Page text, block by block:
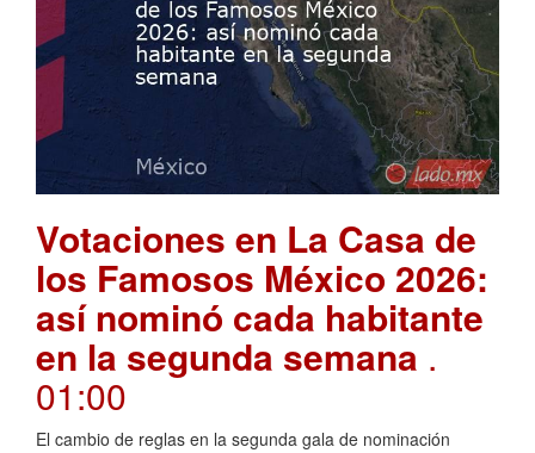
Votaciones en La Casa de
los Famosos México 2026:
así nominó cada habitante
en la segunda semana .
01:00
El cambio de reglas en la segunda gala de nominación